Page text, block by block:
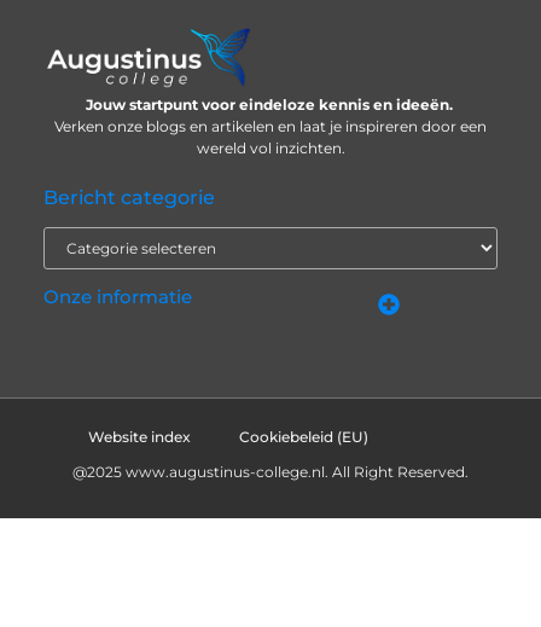
Jouw startpunt voor eindeloze kennis en ideeën.
Verken onze blogs en artikelen en laat je inspireren door een
wereld vol inzichten.
Bericht categorie
Onze informatie
Website index
Cookiebeleid (EU)
@2025 www.augustinus-college.nl. All Right Reserved.